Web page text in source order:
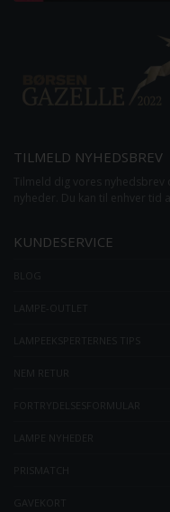
TILMELD NYHEDSBREV
KUNDESERVICE